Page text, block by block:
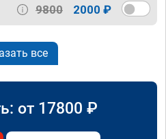
9800 2000 ₽
все
от 17800 ₽